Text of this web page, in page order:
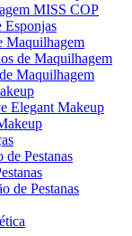
MISS COP
Esponjas
Maquilhagem
de Maquilhagem
Maquilhagem
Elegant Makeup
de Pestanas
de Pestanas